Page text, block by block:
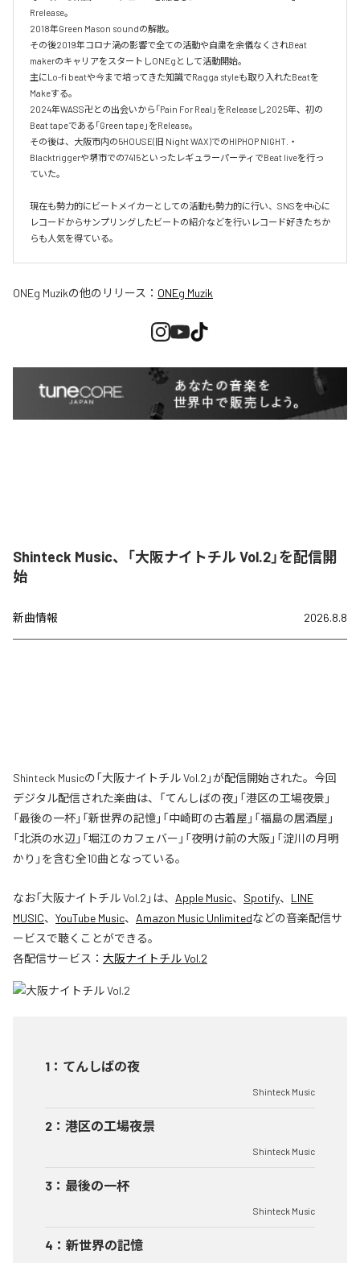
Rrelease。
2018年Green Mason soundの解散。
その後2019年コロナ渦の影響で全ての活動や自粛を余儀なくされBeat
makerのキャリアをスタートしONEgとして活動開始。
主にLo-fi beatや今まで培ってきた知識でRagga styleも取り入れたBeatを
Makeする。
2024年WASS卍との出会いから「Pain For Real」をReleaseし2025年、初の
Beat tapeである「Green tape」をRelease。
その後は、大阪市内の5HOUSE(旧 Night WAX)でのHIPHOP NIGHT.・
Blacktriggerや堺市での7415といったレギュラーパーティでBeat liveを行っ
ていた。
現在も勢力的にビートメイカーとしての活動も勢力的に行い、SNSを中心に
レコードからサンプリングしたビートの紹介などを行いレコード好きたちか
らも人気を得ている。
ONEg Muzikの他のリリース： ONEg Muzik
Shinteck Music、「大阪ナイトチル Vol.2」を配信開
始
新曲情報 2026.8.8
Shinteck Musicの「大阪ナイトチル Vol.2」が配信開始された。今回
デジタル配信された楽曲は、「てんしばの夜」「港区の工場夜景」
「最後の一杯」「新世界の記憶」「中崎町の古着屋」「福島の居酒屋」
「北浜の水辺」「堀江のカフェバー」「夜明け前の大阪」「淀川の月明
かり」を含む全10曲となっている。
なお「大阪ナイトチル Vol.2 」は、 Apple Music、 Spotify、 LINE
MUSIC、 YouTube Music、 Amazon Music Unlimitedなどの音楽配信サ
ービスで聴くことができる。
各配信サービス： 大阪ナイトチル Vol.2
1 ： てんしばの夜
Shinteck Music
2 ： 港区の工場夜景
Shinteck Music
3 ： 最後の一杯
Shinteck Music
4 ： 新世界の記憶